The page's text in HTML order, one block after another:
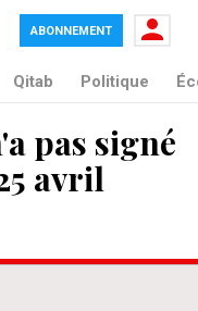
ABONNEMENT
Qitab Politique
pas signé
avril